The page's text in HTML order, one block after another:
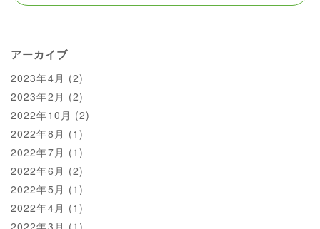
アーカイブ
2023年4月 (2)
2023年2月 (2)
2022年10月 (2)
2022年8月 (1)
2022年7月 (1)
2022年6月 (2)
2022年5月 (1)
2022年4月 (1)